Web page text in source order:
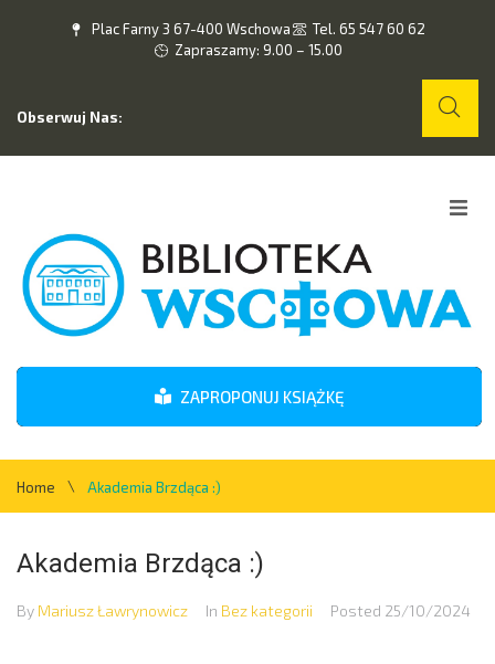
Plac Farny 3 67-400 Wschowa
Tel. 65 547 60 62
Zapraszamy: 9.00 – 15.00
Obserwuj Nas:
O nas
Wydarzenia
Kontakt
ZAPROPONUJ KSIĄŻKĘ
Home \ Akademia Brzdąca :)
Akademia Brzdąca :)
By Mariusz Ławrynowicz In Bez kategorii Posted 25/10/2024